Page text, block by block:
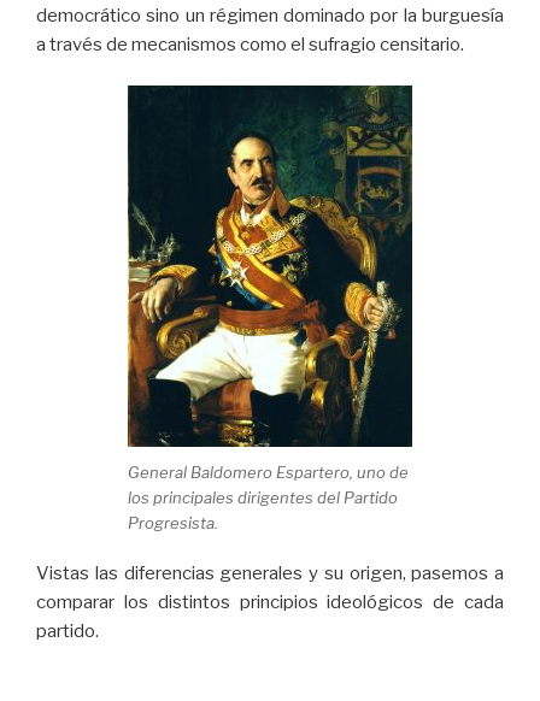
democrático sino un régimen dominado por la burguesía
a través de mecanismos como el sufragio censitario.
General Baldomero Espartero, uno de
los principales dirigentes del Partido
Progresista.
Vistas las diferencias generales y su origen, pasemos a
comparar los distintos principios ideológicos de cada
partido.